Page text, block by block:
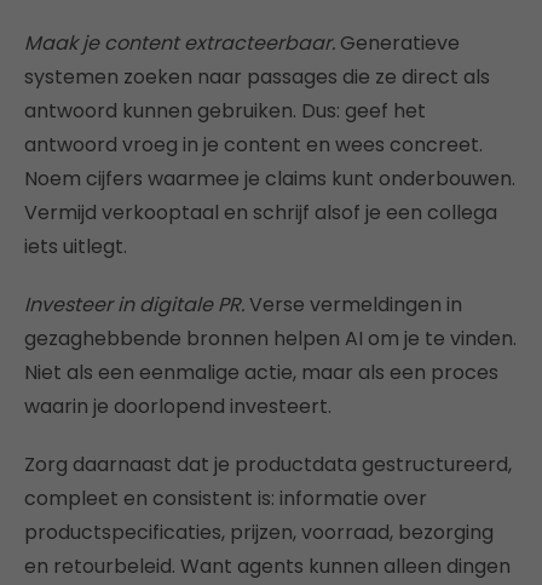
Maak je content extracteerbaar. Generatieve
systemen zoeken naar passages die ze direct als
antwoord kunnen gebruiken. Dus: geef het
antwoord vroeg in je content en wees concreet.
Noem cijfers waarmee je claims kunt onderbouwen.
Vermijd verkooptaal en schrijf alsof je een collega
iets uitlegt.
Investeer in digitale PR.Verse vermeldingen in
gezaghebbende bronnen helpen AI om je te vinden.
Niet als een eenmalige actie, maar als een proces
waarin je doorlopend investeert.
Zorg daarnaast dat je productdata gestructureerd,
compleet en consistent is: informatie over
productspecificaties, prijzen, voorraad, bezorging
en retourbeleid. Want agents kunnen alleen dingen